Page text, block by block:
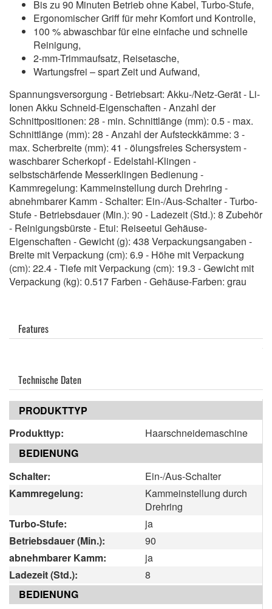
Bis zu 90 Minuten Betrieb ohne Kabel, Turbo-Stufe,
Ergonomischer Griff für mehr Komfort und Kontrolle,
100 % abwaschbar für eine einfache und schnelle
Reinigung,
2-mm-Trimmaufsatz, Reisetasche,
Wartungsfrei – spart Zeit und Aufwand,
Spannungsversorgung - Betriebsart: Akku-/Netz-Gerät - Li-
Ionen Akku Schneid-Eigenschaften - Anzahl der
Schnittpositionen: 28 - min. Schnittlänge (mm): 0.5 - max.
Schnittlänge (mm): 28 - Anzahl der Aufsteckkämme: 3 -
max. Scherbreite (mm): 41 - ölungsfreies Schersystem -
waschbarer Scherkopf - Edelstahl-Klingen -
selbstschärfende Messerklingen Bedienung -
Kammregelung: Kammeinstellung durch Drehring -
abnehmbarer Kamm - Schalter: Ein-/Aus-Schalter - Turbo-
Stufe - Betriebsdauer (Min.): 90 - Ladezeit (Std.): 8 Zubehör
- Reinigungsbürste - Etui: Reiseetui Gehäuse-
Eigenschaften - Gewicht (g): 438 Verpackungsangaben -
Breite mit Verpackung (cm): 6.9 - Höhe mit Verpackung
(cm): 22.4 - Tiefe mit Verpackung (cm): 19.3 - Gewicht mit
Verpackung (kg): 0.517 Farben - Gehäuse-Farben: grau
Features
Technische Daten
PRODUKTTYP
Produkttyp:
Haarschneidemaschine
BEDIENUNG
Schalter:
Ein-/Aus-Schalter
Kammregelung:
Kammeinstellung durch
Drehring
Turbo-Stufe:
ja
Betriebsdauer (Min.):
90
abnehmbarer Kamm:
ja
Ladezeit (Std.):
8
BEDIENUNG